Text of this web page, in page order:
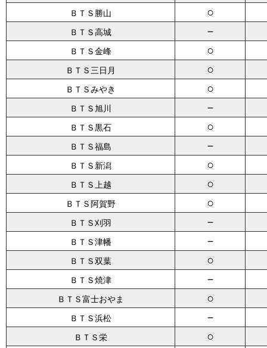
ＢＴＳ勝山 ○
ＢＴＳ高城 －
ＢＴＳ金峰 ○
ＢＴＳ三日月 ○
ＢＴＳみやき ○
ＢＴＳ旭川 －
ＢＴＳ黒石 ○
ＢＴＳ福島 －
ＢＴＳ新潟 ○
ＢＴＳ上越 ○
ＢＴＳ阿賀野 ○
ＢＴＳ刈羽 －
ＢＴＳ津幡 －
ＢＴＳ双葉 ○
ＢＴＳ焼津 －
ＢＴＳ富士おやま ○
ＢＴＳ浜松 －
ＢＴＳ栄 ○